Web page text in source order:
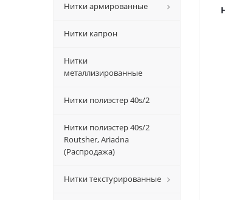
Нитки армированные
Нитки капрон
Нитки
металлизированные
Нитки полиэстер 40s/2
Нитки полиэстер 40s/2
Routsher, Ariadna
(Распродажа)
Нитки текстурированные